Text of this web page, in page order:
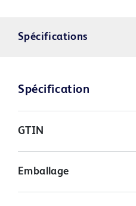
Spécifications
Spécification
GTIN
Emballage